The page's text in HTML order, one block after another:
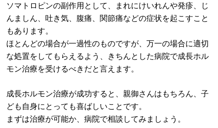
ソマトロピンの副作用として、まれにけいれんや発疹、じ
んましん、吐き気、腹痛、関節痛などの症状を起こすこと
もあります。
ほとんどの場合が一過性のものですが、万一の場合に適切
な処置をしてもらえるよう、きちんとした病院で成長ホル
モン治療を受けるべきだと言えます。
成長ホルモン治療が成功すると、親御さんはもちろん、子
ども自身にとっても喜ばしいことです。
まずは治療が可能か、病院で相談してみましょう。